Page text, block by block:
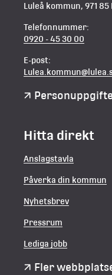
Luleå kommun, 971 85
Telefonnummer:
0920 - 45 30 00
E-post:
Hitta direkt
Anslagstavla
Påverka din kommun
Nyhetsbrev
Pressrum
Lediga jobb
Fler